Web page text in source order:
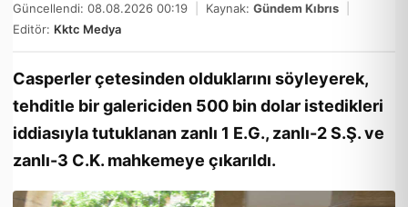
Güncellendi: 08.08.2026 00:19
Kaynak: Gündem Kıbrıs
Editör: Kktc Medya
Casperler çetesinden olduklarını söyleyerek,
tehditle bir galericiden 500 bin dolar istedikleri
iddiasıyla tutuklanan zanlı 1 E.G., zanlı-2 S.Ş. ve
zanlı-3 C.K. mahkemeye çıkarıldı.